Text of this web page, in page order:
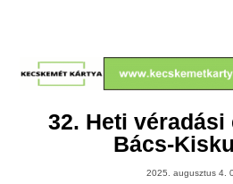
32. Heti véradási
Bács-
2025. augusztus 4.